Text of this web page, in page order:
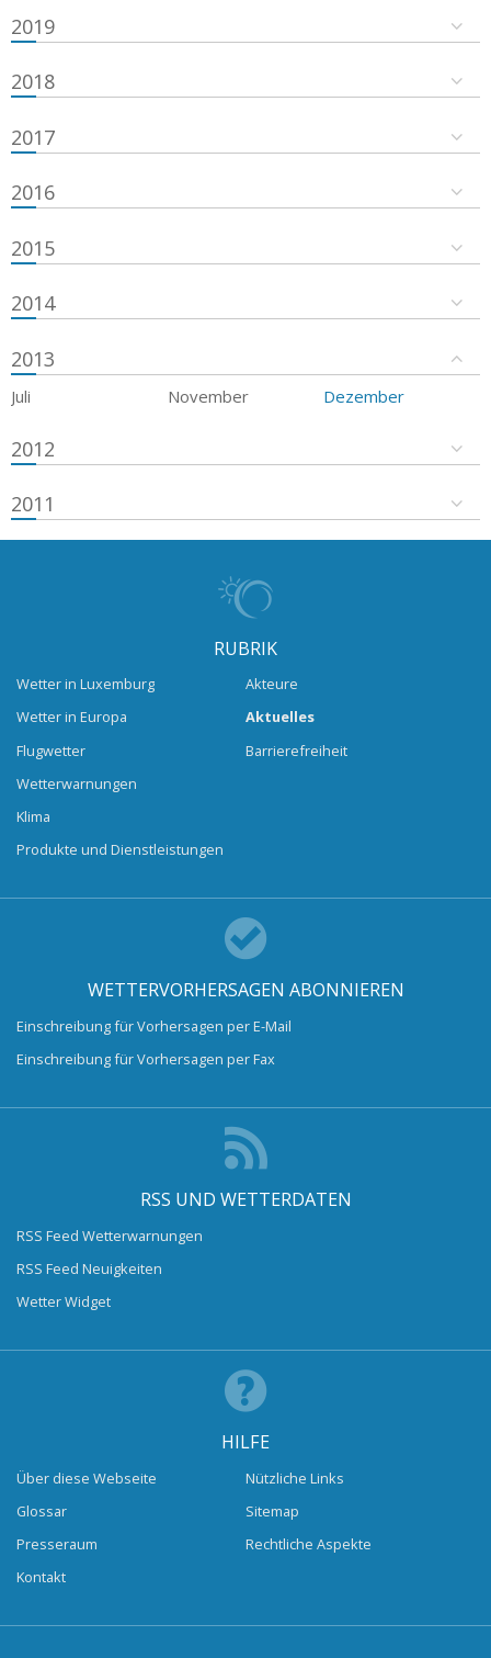
2019
2018
2017
2016
2015
2014
2013
Juli November Dezember
2012
2011
RUBRIK
Wetter in Luxemburg
Wetter in Europa
Flugwetter
Wetterwarnungen
Klima
Produkte und Dienstleistungen
Akteure
Aktuelles
Barrierefreiheit
WETTERVORHERSAGEN ABONNIEREN
Einschreibung für Vorhersagen per E-Mail
Einschreibung für Vorhersagen per Fax
RSS UND WETTERDATEN
RSS Feed Wetterwarnungen
RSS Feed Neuigkeiten
Wetter Widget
HILFE
Über diese Webseite
Glossar
Presseraum
Kontakt
Nützliche Links
Sitemap
Rechtliche Aspekte